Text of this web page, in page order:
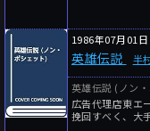
1986年07月01日
英雄伝説 半
英雄伝説 (ノン
広告代理店東エ
挽回すべく、大